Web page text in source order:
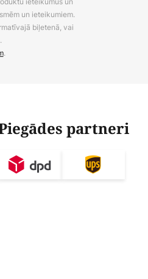
un ieteikumiem.
biļetenā, vai
.
.
partneri